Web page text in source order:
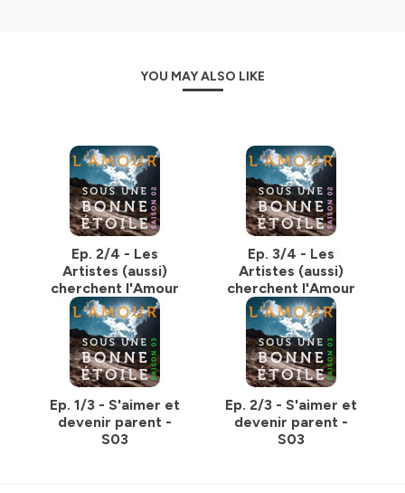
YOU MAY ALSO LIKE
Ep. 2/4 - Les
Artistes (aussi)
cherchent l'Amour
Ep. 3/4 - Les
Artistes (aussi)
cherchent l'Amour
Ep. 1/3 - S'aimer et
devenir parent -
S03
Ep. 2/3 - S'aimer et
devenir parent -
S03